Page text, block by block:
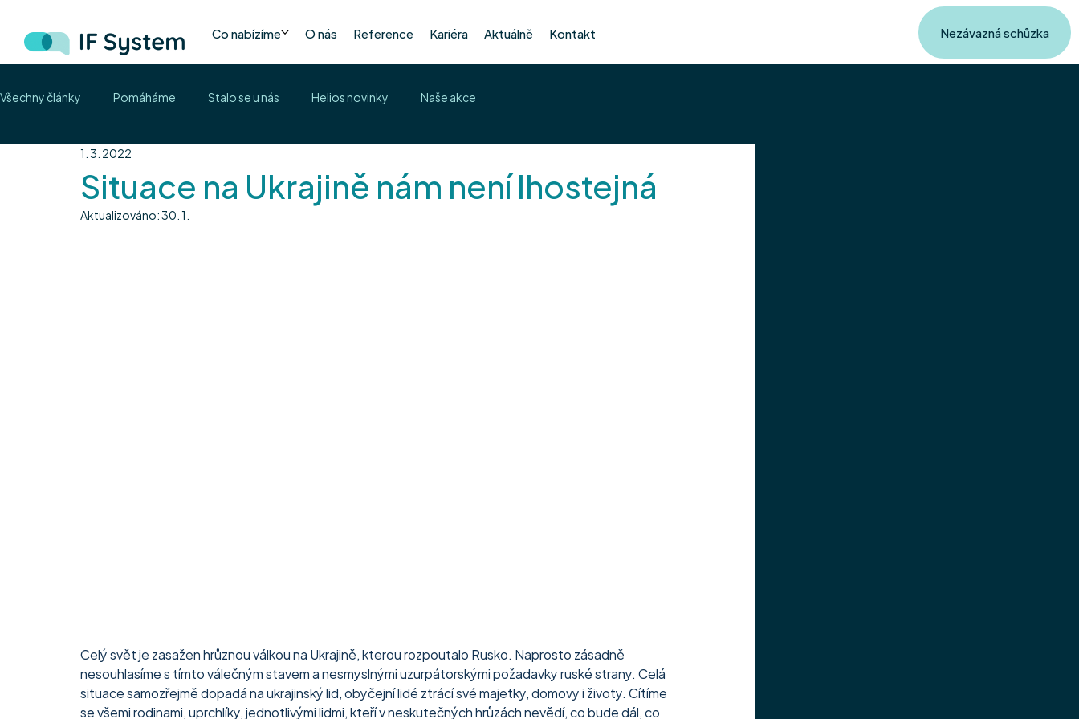
Nezávazná schůzka
Co nabízíme O nás Reference Kariéra Aktuálně Kontakt
Všechny články Pomáháme Stalo se u nás Helios novinky Naše akce
Situace na Ukrajině nám není lhostejná
1. 3. 2022
Aktualizováno:30. 1.
Celý svět je zasažen hrůznou válkou na Ukrajině, kterou rozpoutalo Rusko. Naprosto zásadně
nesouhlasíme s tímto válečným stavem a nesmyslnými uzurpátorskými požadavky ruské strany. Celá
situace samozřejmě dopadá na ukrajinský lid, obyčejní lidé ztrácí své majetky, domovy i životy. Cítíme
se všemi rodinami, uprchlíky, jednotlivými lidmi, kteří v neskutečných hrůzách nevědí, co bude dál, co